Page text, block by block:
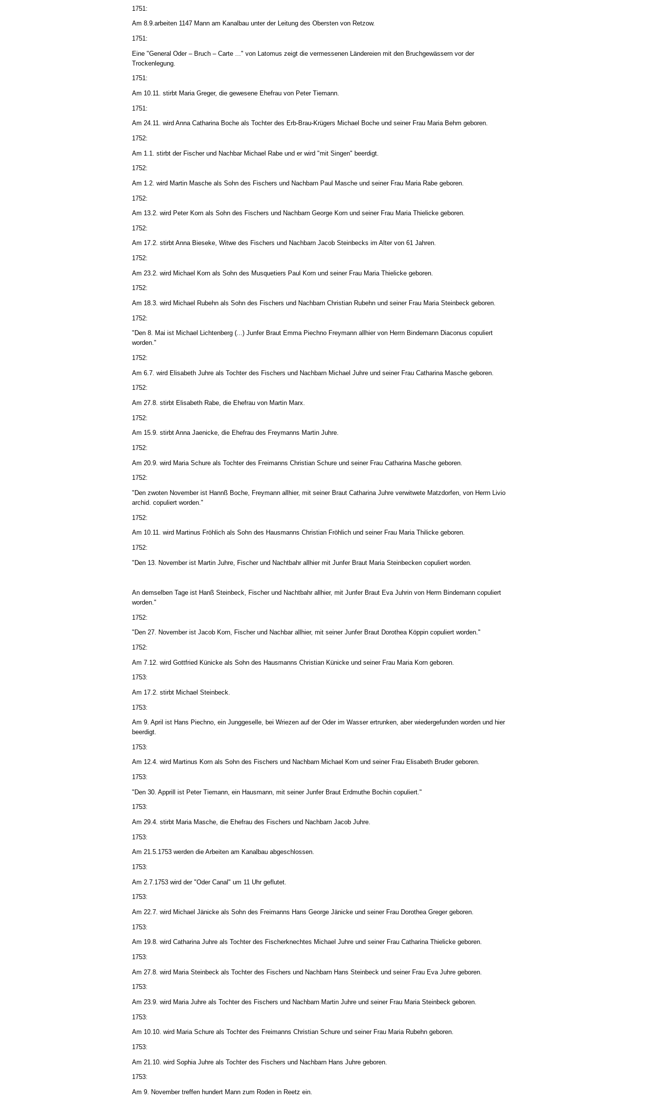
1751:
Am 8.9.arbeiten 1147 Mann am Kanalbau unter der Leitung des Obersten von Retzow.
1751:
Eine "General Oder – Bruch – Carte ..." von Latomus zeigt die vermessenen Ländereien mit den Bruchgewässern vor der
Trockenlegung.
1751:
Am 10.11. stirbt Maria Greger, die gewesene Ehefrau von Peter Tiemann.
1751:
Am 24.11. wird Anna Catharina Boche als Tochter des Erb-Brau-Krügers Michael Boche und seiner Frau Maria Behm geboren.
1752:
Am 1.1. stirbt der Fischer und Nachbar Michael Rabe und er wird "mit Singen" beerdigt.
1752:
Am 1.2. wird Martin Masche als Sohn des Fischers und Nachbarn Paul Masche und seiner Frau Maria Rabe geboren.
1752:
Am 13.2. wird Peter Korn als Sohn des Fischers und Nachbarn George Korn und seiner Frau Maria Thielicke geboren.
1752:
Am 17.2. stirbt Anna Bieseke, Witwe des Fischers und Nachbarn Jacob Steinbecks im Alter von 61 Jahren.
1752:
Am 23.2. wird Michael Korn als Sohn des Musquetiers Paul Korn und seiner Frau Maria Thielicke geboren.
1752:
Am 18.3. wird Michael Rubehn als Sohn des Fischers und Nachbarn Christian Rubehn und seiner Frau Maria Steinbeck geboren.
1752:
"Den 8. Mai ist Michael Lichtenberg (...) Junfer Braut Emma Piechno Freymann allhier von Herrn Bindemann Diaconus copuliert
worden."
1752:
Am 6.7. wird Elisabeth Juhre als Tochter des Fischers und Nachbarn Michael Juhre und seiner Frau Catharina Masche geboren.
1752:
Am 27.8. stirbt Elisabeth Rabe, die Ehefrau von Martin Marx.
1752:
Am 15.9. stirbt Anna Jaenicke, die Ehefrau des Freymanns Martin Juhre.
1752:
Am 20.9. wird Maria Schure als Tochter des Freimanns Christian Schure und seiner Frau Catharina Masche geboren.
1752:
"Den zwoten November ist Hannß Boche, Freymann allhier, mit seiner Braut Catharina Juhre verwitwete Matzdorfen, von Herrn Livio
archid. copuliert worden."
1752:
Am 10.11. wird Martinus Fröhlich als Sohn des Hausmanns Christian Fröhlich und seiner Frau Maria Thilicke geboren.
1752:
"Den 13. November ist Martin Juhre, Fischer und Nachtbahr allhier mit Junfer Braut Maria Steinbecken copuliert worden.
An demselben Tage ist Hanß Steinbeck, Fischer und Nachtbahr allhier, mit Junfer Braut Eva Juhrin von Herrn Bindemann copuliert
worden."
1752:
"Den 27. November ist Jacob Korn, Fischer und Nachbar allhier, mit seiner Junfer Braut Dorothea Köppin copuliert worden."
1752:
Am 7.12. wird Gottfried Künicke als Sohn des Hausmanns Christian Künicke und seiner Frau Maria Korn geboren.
1753:
Am 17.2. stirbt Michael Steinbeck.
1753:
Am 9. April ist Hans Piechno, ein Junggeselle, bei Wriezen auf der Oder im Wasser ertrunken, aber wiedergefunden worden und hier
beerdigt.
1753:
Am 12.4. wird Martinus Korn als Sohn des Fischers und Nachbarn Michael Korn und seiner Frau Elisabeth Bruder geboren.
1753:
"Den 30. Apprill ist Peter Tiemann, ein Hausmann, mit seiner Junfer Braut Erdmuthe Bochin copuliert."
1753:
Am 29.4. stirbt Maria Masche, die Ehefrau des Fischers und Nachbarn Jacob Juhre.
1753:
Am 21.5.1753 werden die Arbeiten am Kanalbau abgeschlossen.
1753:
Am 2.7.1753 wird der "Oder Canal" um 11 Uhr geflutet.
1753:
Am 22.7. wird Michael Jänicke als Sohn des Freimanns Hans George Jänicke und seiner Frau Dorothea Greger geboren.
1753:
Am 19.8. wird Catharina Juhre als Tochter des Fischerknechtes Michael Juhre und seiner Frau Catharina Thielicke geboren.
1753:
Am 27.8. wird Maria Steinbeck als Tochter des Fischers und Nachbarn Hans Steinbeck und seiner Frau Eva Juhre geboren.
1753:
Am 23.9. wird Maria Juhre als Tochter des Fischers und Nachbarn Martin Juhre und seiner Frau Maria Steinbeck geboren.
1753:
Am 10.10. wird Maria Schure als Tochter des Freimanns Christian Schure und seiner Frau Maria Rubehn geboren.
1753:
Am 21.10. wird Sophia Juhre als Tochter des Fischers und Nachbarn Hans Juhre geboren.
1753:
Am 9. November treffen hundert Mann zum Roden in Reetz ein.